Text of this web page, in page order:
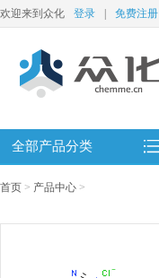
欢迎来到众化 登录 免费注册
全部产品分类
首页 > 产品中心 >